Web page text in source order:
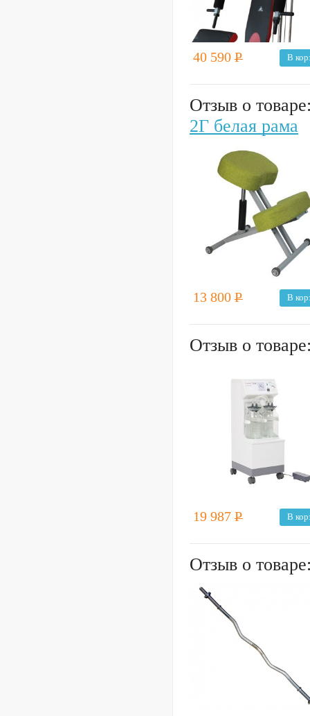
40 590 Р В
Отзыв о
2Г белая рама
13 800 Р В
Отзыв о
19 987 Р В
Отзыв о